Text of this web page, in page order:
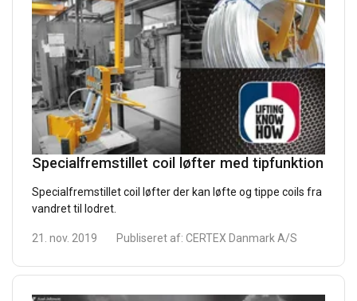
Specialfremstillet coil løfter med tipfunktion
Specialfremstillet coil løfter der kan løfte og tippe coils fra
vandret til lodret.
21. nov. 2019 Publiseret af: CERTEX Danmark A/S